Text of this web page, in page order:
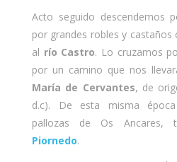
Acto seguido descendemos
por grandes robles y castaños
al río Castro. Lo cruzamos
por un camino que nos
María de Cervantes, de
d.c). De esta misma
pallozas de Os Ancares,
Piornedo.